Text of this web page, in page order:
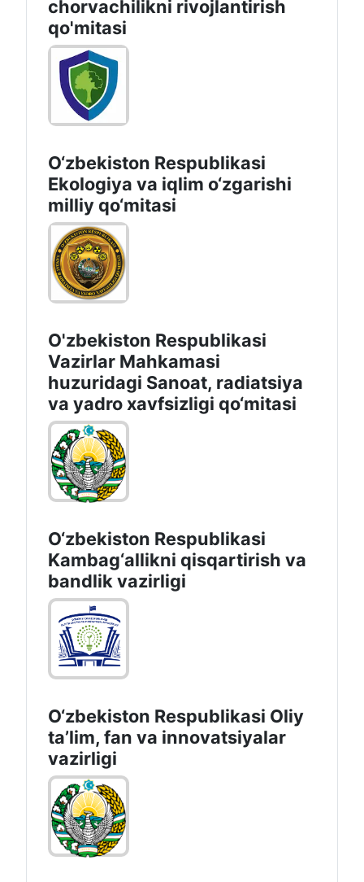
chorvachilikni rivojlantirish
qo'mitasi
O‘zbekiston Respublikasi
Ekologiya va iqlim o‘zgarishi
milliy qo‘mitasi
O'zbekiston Respublikasi
Vazirlar Mahkamasi
huzuridagi Sanoat, radiatsiya
va yadro xavfsizligi qo‘mitasi
O‘zbekiston Respublikasi
Kambag‘allikni qisqartirish va
bandlik vazirligi
O‘zbekiston Respublikasi Oliy
taʼlim, fan va innovatsiyalar
vazirligi